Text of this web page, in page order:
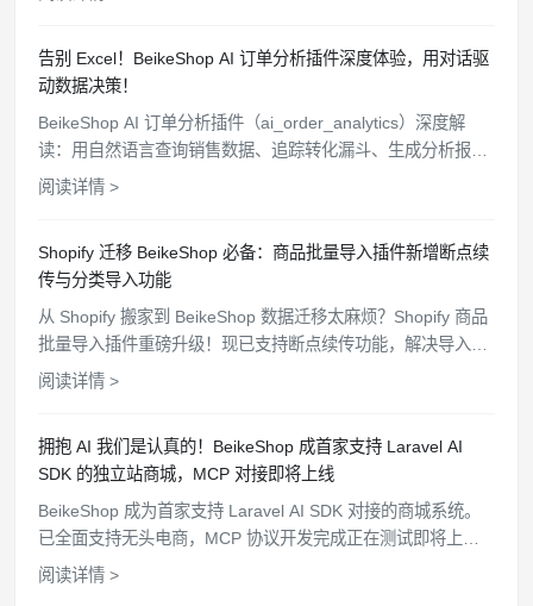
告别 Excel！BeikeShop AI 订单分析插件深度体验，用对话驱
动数据决策！
BeikeShop AI 订单分析插件（ai_order_analytics）深度解
读：用自然语言查询销售数据、追踪转化漏斗、生成分析报
告，让你的独立站运营告别手动统计时代。
阅读详情 >
Shopify 迁移 BeikeShop 必备：商品批量导入插件新增断点续
传与分类导入功能
从 Shopify 搬家到 BeikeShop 数据迁移太麻烦？Shopify 商品
批量导入插件重磅升级！现已支持断点续传功能，解决导入中
断难题；并新增分类一键导入，完美同步 Shopify 分类结构。
阅读详情 >
拥抱 AI 我们是认真的！BeikeShop 成首家支持 Laravel AI
SDK 的独立站商城，MCP 对接即将上线
BeikeShop 成为首家支持 Laravel AI SDK 对接的商城系统。
已全面支持无头电商，MCP 协议开发完成正在测试即将上
线，持续开放更多 API 接口，为卖家打造更智能的电商生态。
阅读详情 >